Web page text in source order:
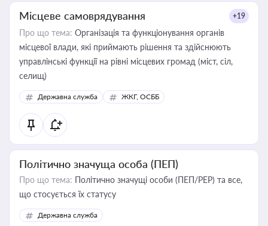
Місцеве самоврядування +19
Про що тема: Організація та функціонування органів
місцевої влади, які приймають рішення та здійснюють
управлінські функції на рівні місцевих громад (міст, сіл,
селищ)
Державна служба ЖКГ, ОСББ
Політично значуща особа (ПЕП)
Про що тема: Політично значущі особи (ПЕП/PEP) та все,
що стосується їх статусу
Державна служба